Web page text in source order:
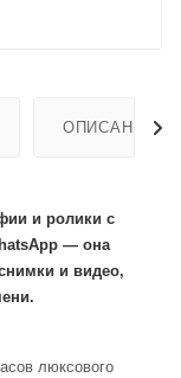
ОПИСАНИЕ
и ролики с
— она
и видео,
люксового